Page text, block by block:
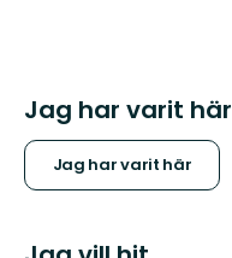
Jag har varit här
Jag har varit här